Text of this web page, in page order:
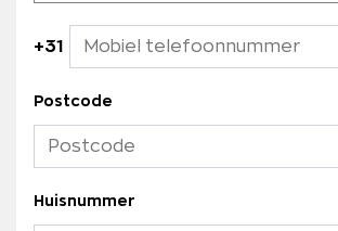
+31
Postcode
Huisnummer